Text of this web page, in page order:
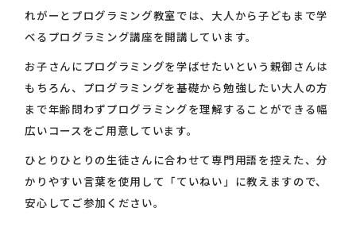
れがーとプログラミング教室では、大人から子どもまで学
べるプログラミング講座を開講しています。
お子さんにプログラミングを学ばせたいという親御さんは
もちろん、プログラミングを基礎から勉強したい大人の方
まで年齢問わずプログラミングを理解することができる幅
広いコースをご用意しています。
ひとりひとりの生徒さんに合わせて専門用語を控えた、分
かりやすい言葉を使用して「ていねい」に教えますので、
安心してご参加ください。